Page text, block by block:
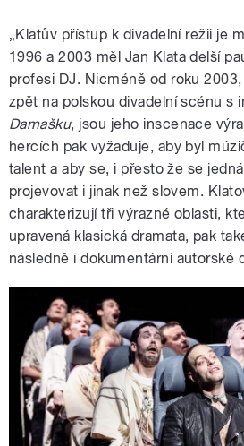
„Klatův přístup k divadelní režii je
1996 a 2003 měl Jan Klata delší
profesi DJ. Nicméně od roku
zpět na polskou divadelní scénu s
Damašku, jsou jeho inscenace
hercích pak vyžaduje, aby byl
talent a aby se, i přesto že se
projevovat i jinak než slovem.
charakterizují tři výrazné oblasti,
upravená klasická dramata, pak
následně i dokumentární autorské